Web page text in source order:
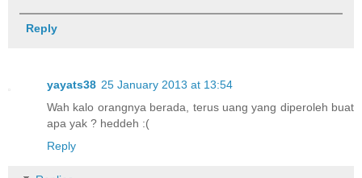
Reply
yayats38 25 January 2013 at 13:54
Wah kalo orangnya berada, terus uang yang diperoleh buat
apa yak ? heddeh :(
Reply